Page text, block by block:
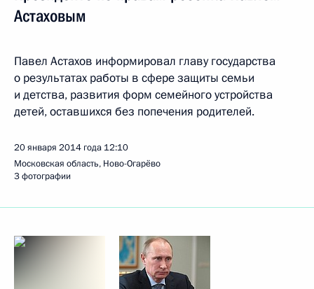
Астаховым
Павел Астахов информировал главу государства
о результатах работы в сфере защиты семьи
и детства, развития форм семейного устройства
детей, оставшихся без попечения родителей.
20 января 2014 года 12:10
Московская область, Ново-Огарёво
3 фотографии